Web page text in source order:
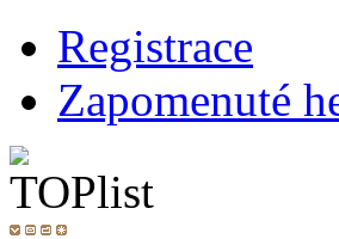
Registrace
Zapomenuté